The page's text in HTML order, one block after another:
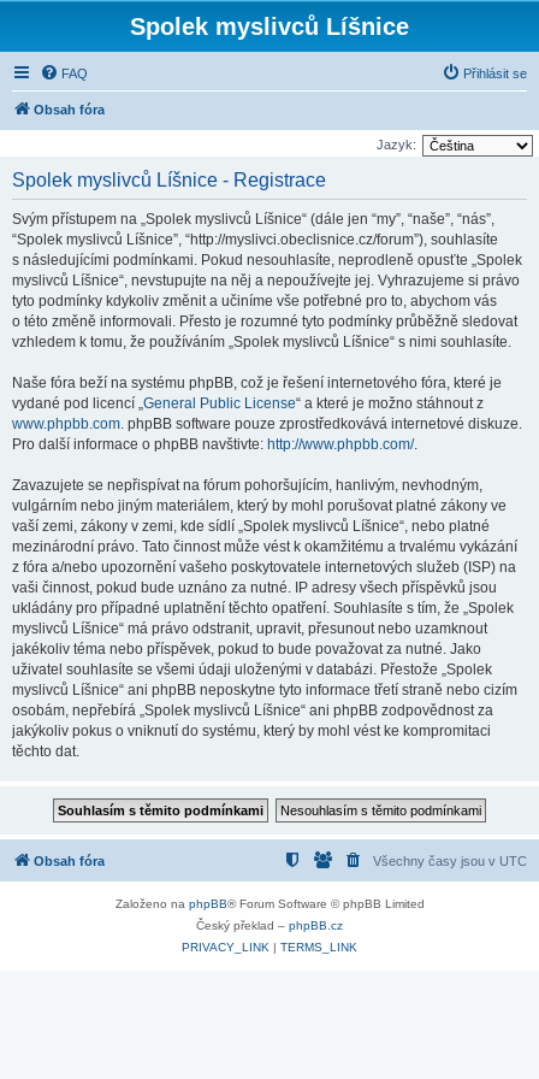
Spolek myslivců Líšnice
FAQ Přihlásit se
Obsah fóra
Jazyk:
Spolek myslivců Líšnice - Registrace
Svým přístupem na „Spolek myslivců Líšnice“ (dále jen “my”, “naše”, “nás”,
“Spolek myslivců Líšnice”, “http://myslivci.obeclisnice.cz/forum”), souhlasíte
s následujícími podmínkami. Pokud nesouhlasíte, neprodleně opusťte „Spolek
myslivců Líšnice“, nevstupujte na něj a nepoužívejte jej. Vyhrazujeme si právo
tyto podmínky kdykoliv změnit a učiníme vše potřebné pro to, abychom vás
o této změně informovali. Přesto je rozumné tyto podmínky průběžně sledovat
vzhledem k tomu, že používáním „Spolek myslivců Líšnice“ s nimi souhlasíte.
Naše fóra beží na systému phpBB, což je řešení internetového fóra, které je
vydané pod licencí „General Public License“ a které je možno stáhnout z
www.phpbb.com. phpBB software pouze zprostředkovává internetové diskuze.
Pro další informace o phpBB navštivte: http://www.phpbb.com/.
Zavazujete se nepřispívat na fórum pohoršujícím, hanlivým, nevhodným,
vulgárním nebo jiným materiálem, který by mohl porušovat platné zákony ve
vaší zemi, zákony v zemi, kde sídlí „Spolek myslivců Líšnice“, nebo platné
mezinárodní právo. Tato činnost může vést k okamžitému a trvalému vykázání
z fóra a/nebo upozornění vašeho poskytovatele internetových služeb (ISP) na
vaši činnost, pokud bude uznáno za nutné. IP adresy všech příspěvků jsou
ukládány pro případné uplatnění těchto opatření. Souhlasíte s tím, že „Spolek
myslivců Líšnice“ má právo odstranit, upravit, přesunout nebo uzamknout
jakékoliv téma nebo příspěvek, pokud to bude považovat za nutné. Jako
uživatel souhlasíte se všemi údaji uloženými v databázi. Přestože „Spolek
myslivců Líšnice“ ani phpBB neposkytne tyto informace třetí straně nebo cizím
osobám, nepřebírá „Spolek myslivců Líšnice“ ani phpBB zodpovědnost za
jakýkoliv pokus o vniknutí do systému, který by mohl vést ke kompromitaci
těchto dat.
Obsah fóra Všechny časy jsou v UTC
Založeno na phpBB® Forum Software © phpBB Limited
Český překlad – phpBB.cz
PRIVACY_LINK | TERMS_LINK